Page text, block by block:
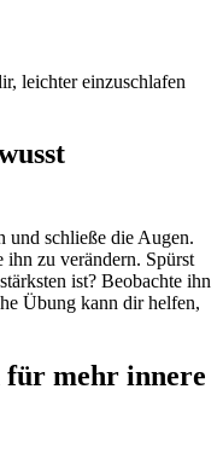
leichter einzuschlafen
und schließe die Augen.
zu verändern. Spürst
ist? Beobachte ihn
Übung kann dir helfen,
mehr innere